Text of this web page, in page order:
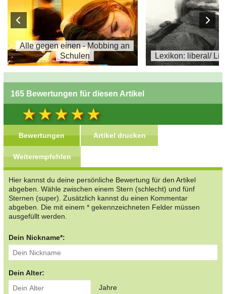
Alle gegen einen - Mobbing an
Schulen
Lexikon: liberal/
165 Bewertungen für diesen Artikel
Bewertungen Artikel drucken
Weiterempfehlen
Hier kannst du deine persönliche Bewertung für den Artikel
abgeben. Wähle zwischen einem Stern (schlecht) und fünf
Sternen (super). Zusätzlich kannst du einen Kommentar
abgeben. Die mit einem * gekennzeichneten Felder müssen
ausgefüllt werden.
Dein Nickname*:
Dein Alter:
Jahre